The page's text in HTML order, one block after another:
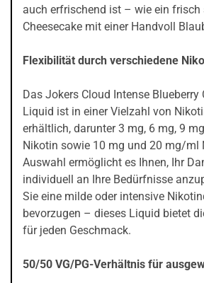
auch erfrischend ist – wie ein frisch
Cheesecake mit einer Handvoll
Flexibilität durch verschiedene
Das Jokers Cloud Intense Blueberry
Liquid ist in einer Vielzahl von
erhältlich, darunter 3 mg, 6 mg, 9
Nikotin sowie 10 mg und 20 mg/ml
Auswahl ermöglicht es Ihnen, Ihr
individuell an Ihre Bedürfnisse
Sie eine milde oder intensive
bevorzugen – dieses Liquid bietet
für jeden Geschmack.
50/50 VG/PG-Verhältnis für